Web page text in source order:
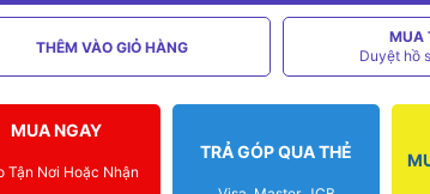
THÊM VÀO GIỎ HÀNG
MUA
Duyệt hồ
MUA NGAY
Tận Nơi Hoặc Nhận
TRẢ GÓP QUA THẺ